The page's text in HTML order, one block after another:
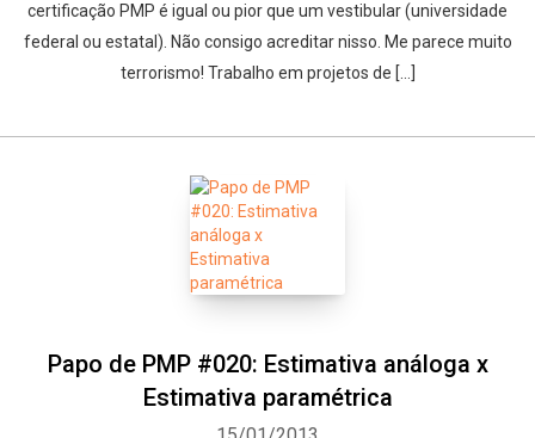
certificação PMP é igual ou pior que um vestibular (universidade
federal ou estatal). Não consigo acreditar nisso. Me parece muito
terrorismo! Trabalho em projetos de […]
Papo de PMP #020: Estimativa análoga x
Estimativa paramétrica